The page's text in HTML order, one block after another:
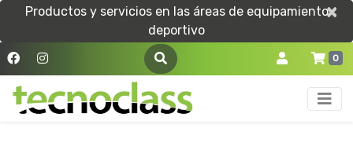
Productos y servicios en las áreas de equipamiento
deportivo
×
×
0